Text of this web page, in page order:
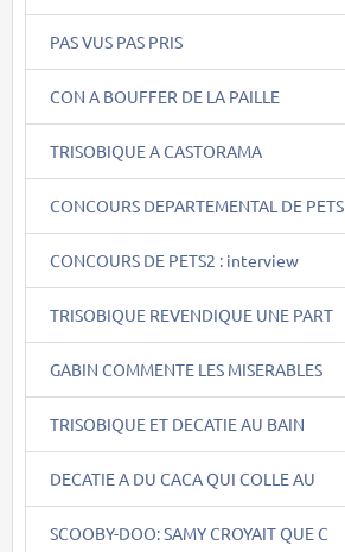
PAS VUS PAS PRIS
CON A BOUFFER DE LA PAILLE
TRISOBIQUE A CASTORAMA
CONCOURS DEPARTEMENTAL DE PETS
CONCOURS DE PETS2 : interview
TRISOBIQUE REVENDIQUE UNE PART
GABIN COMMENTE LES MISERABLES
TRISOBIQUE ET DECATIE AU BAIN
DECATIE A DU CACA QUI COLLE AU
SCOOBY-DOO: SAMY CROYAIT QUE C